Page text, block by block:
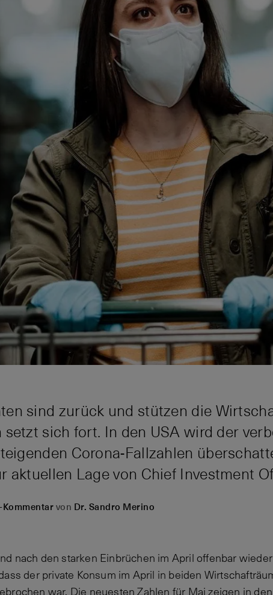
sind zurück und stützen die
sich fort. In den USA wird der
Corona-Fallzahlen
aktuellen Lage von Chief Investment
Kommentar von Dr. Sandro Merino
nach den starken Einbrüchen im April offenbar
der private Konsum im April in beiden
war. Die neuesten Zahlen für Mai zeigen in